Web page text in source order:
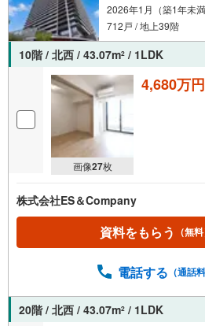
2026年1月（築1年未満
712戸 / 地上39階
10階 / 北西 / 43.07m2 / 1LDK
画像27枚
4,680万円
株式会社ES＆Company
資料をもらう （無料
電話する （通話
20階 / 北西 / 43.07m2 / 1LDK